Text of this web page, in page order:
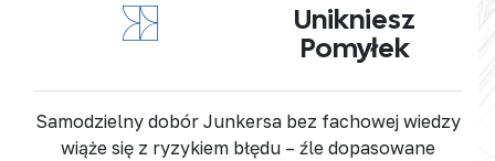
Unikniesz
Pomyłek
Samodzielny dobór Junkersa bez fachowej wiedzy
wiąże się z ryzykiem błędu – źle dopasowane